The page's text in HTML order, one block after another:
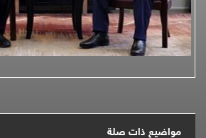
مواضيع ذات صلة